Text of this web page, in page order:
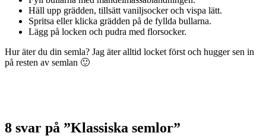
Häll upp grädden, tillsätt vaniljsocker och vispa lätt.
Spritsa eller klicka grädden på de fyllda bullarna.
Lägg på locken och pudra med florsocker.
Hur äter du din semla? Jag äter alltid locket först och hugger sen in
på resten av semlan 🙂
8 svar på ”Klassiska semlor”